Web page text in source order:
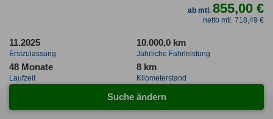
ab mtl.855,00 €
netto mtl. 718,49 €
11.2025
Erstzulassung
10.000,0 km
Jahrliche Fahrleistung
48 Monate
Laufzeit
8 km
Kilometerstand
Hybrid
Kraftstoff
Suche ändern